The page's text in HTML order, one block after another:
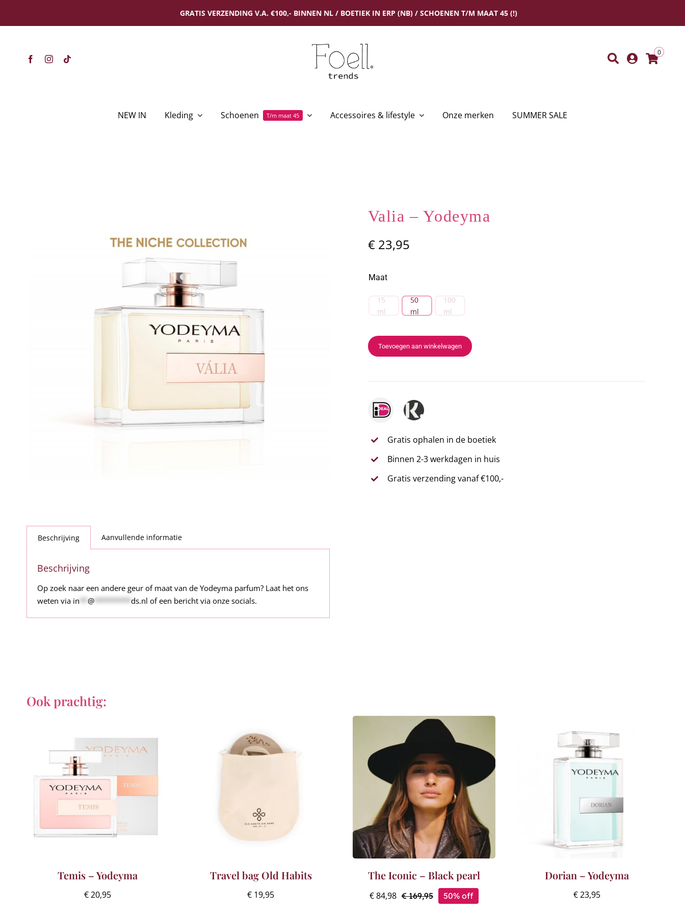
inhoud
GRATIS VERZENDING V.A. €100,- BINNEN NL / BOETIEK IN ERP (NB) / SCHOENEN T/M MAAT 45 (!)
0
NEW IN Kleding Schoenen T/m maat 45 Accessoires & lifestyle Onze merken SUMMER SALE
Beschrijving Aanvullende informatie
Beschrijving
Op zoek naar een andere geur of maat van de Yodeyma parfum? Laat het ons
weten via in @********* ds.nl of een bericht via onze socials.
Valia – Yodeyma
€23,95
Maat
15
ml
50
ml
100
ml
Toevoegen aan winkelwagen
Gratis ophalen in de boetiek
Binnen 2-3 werkdagen in huis
Gratis verzending vanaf €100,-
Ook prachtig:
Temis – Yodeyma
€20,95
Travel bag Old Habits
€ 19,95
The Iconic – Black pearl
€169,95
Oorspronkelijke
€84,98
Huidige
50% off
Dorian – Yodeyma
€23,95